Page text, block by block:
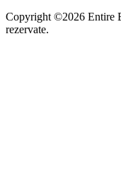
Copyright ©2026 Entire
rezervate.